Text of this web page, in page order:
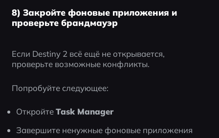
8) Закройте фоновые приложения и
проверьте брандмауэр
Если Destiny 2 всё ещё не открывается,
проверьте возможные конфликты.
Попробуйте следующее:
Откройте Task Manager
Завершите ненужные фоновые приложения